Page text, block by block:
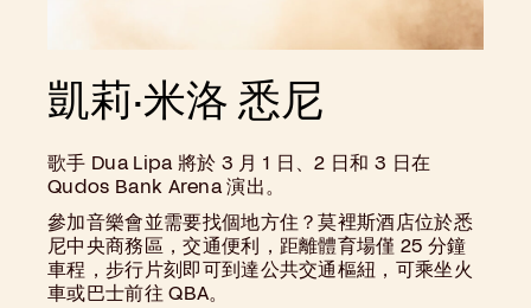
凱莉·米洛 悉尼
歌手 Dua Lipa 將於 3 月 1 日、2 日和 3 日在
Qudos Bank Arena 演出。
參加音樂會並需要找個地方住？莫裡斯酒店位於悉
尼中央商務區，交通便利，距離體育場僅 25 分鐘
車程，步行片刻即可到達公共交通樞紐，可乘坐火
車或巴士前往 QBA。